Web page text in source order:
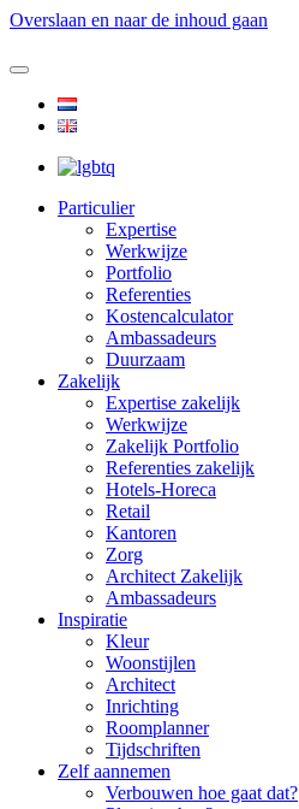
Overslaan en naar de inhoud gaan
Particulier
Expertise
Werkwijze
Portfolio
Referenties
Kostencalculator
Ambassadeurs
Duurzaam
Zakelijk
Expertise zakelijk
Werkwijze
Zakelijk Portfolio
Referenties zakelijk
Hotels-Horeca
Retail
Kantoren
Zorg
Architect Zakelijk
Ambassadeurs
Inspiratie
Kleur
Woonstijlen
Architect
Inrichting
Roomplanner
Tijdschriften
Zelf aannemen
Verbouwen hoe gaat dat?